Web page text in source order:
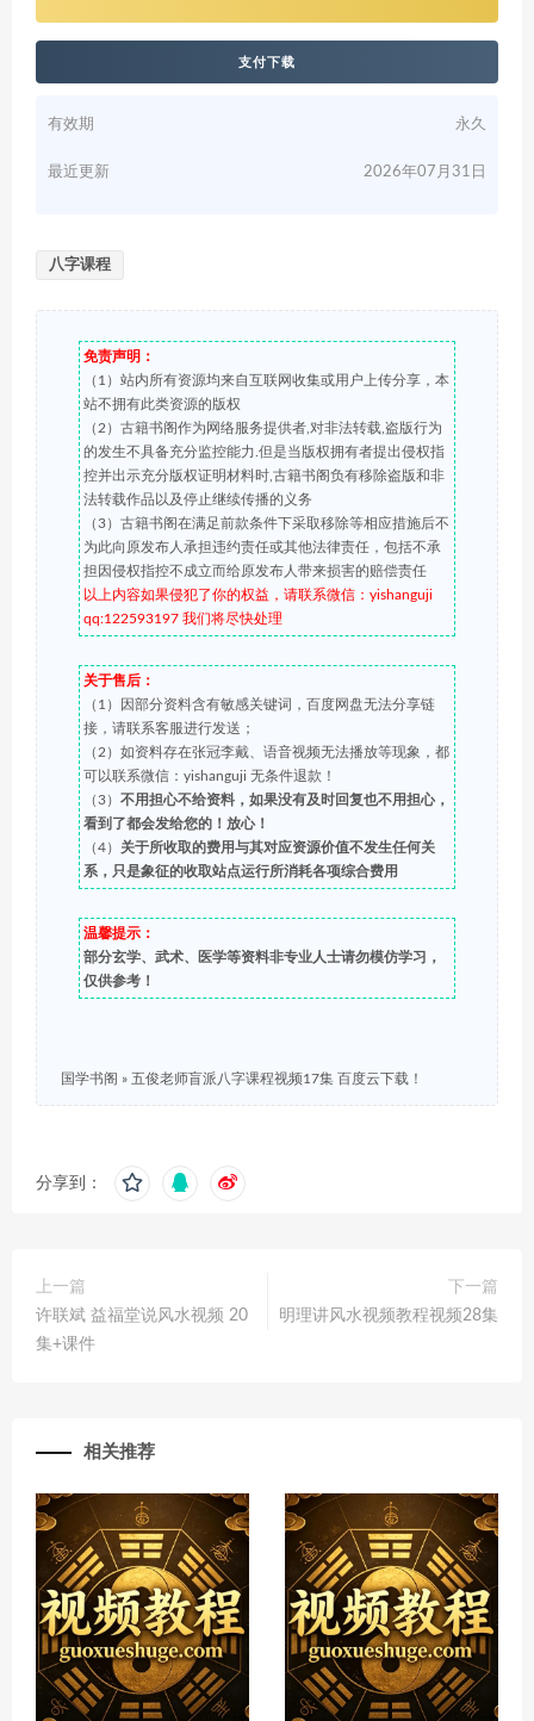
支付下载
有效期 永久
最近更新 2026年07月31日
八字课程
免责声明：
（1）站内所有资源均来自互联网收集或用户上传分享，本
站不拥有此类资源的版权
（2）古籍书阁作为网络服务提供者,对非法转载,盗版行为
的发生不具备充分监控能力.但是当版权拥有者提出侵权指
控并出示充分版权证明材料时,古籍书阁负有移除盗版和非
法转载作品以及停止继续传播的义务
（3）古籍书阁在满足前款条件下采取移除等相应措施后不
为此向原发布人承担违约责任或其他法律责任，包括不承
担因侵权指控不成立而给原发布人带来损害的赔偿责任
以上内容如果侵犯了你的权益，请联系微信：yishanguji
qq:122593197 我们将尽快处理
关于售后：
（1）因部分资料含有敏感关键词，百度网盘无法分享链
接，请联系客服进行发送；
（2）如资料存在张冠李戴、语音视频无法播放等现象，都
可以联系微信：yishanguji 无条件退款！
（3） 不用担心不给资料，如果没有及时回复也不用担心，
看到了都会发给您的！放心！
（4） 关于所收取的费用与其对应资源价值不发生任何关
系，只是象征的收取站点运行所消耗各项综合费用
温馨提示：
部分玄学、武术、医学等资料非专业人士请勿模仿学习，
仅供参考！
国学书阁 » 五俊老师盲派八字课程视频17集 百度云下载！
分享到：
上一篇
许联斌 益福堂说风水视频 20
集+课件
下一篇
明理讲风水视频教程视频28集
相关推荐